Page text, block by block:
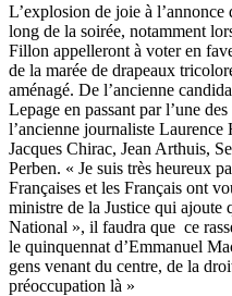
L’explosion de joie à l’annonce
long de la soirée, notamment
Fillon appelleront à voter en
de la marée de drapeaux
aménagé. De l’ancienne
Lepage en passant par l’une
l’ancienne journaliste
Jacques Chirac, Jean Arthuis,
Perben. « Je suis très heureux
Françaises et les Français ont
ministre de la Justice qui ajoute
National », il faudra que ce
le quinquennat d’Emmanuel
gens venant du centre, de la
préoccupation là »